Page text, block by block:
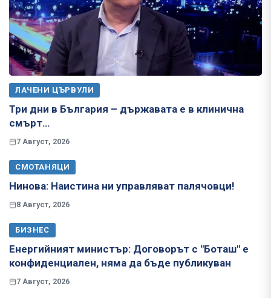
ЛАЧЕНИ ЦЪРВУЛИ
Три дни в България – държавата е в клинична
смърт…
7 Август, 2026
СМОТАНЯЦИ
Нинова: Наистина ни управляват палячовци!
8 Август, 2026
БИЗНЕС
Енергийният министър: Договорът с "Боташ" е
конфиденциален, няма да бъде публикуван
7 Август, 2026